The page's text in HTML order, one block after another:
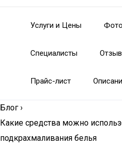
Услуги и Цены Фото
Специалисты
Прайс-лист
Блог ›
Какие средства можно
подкрахмаливания белья